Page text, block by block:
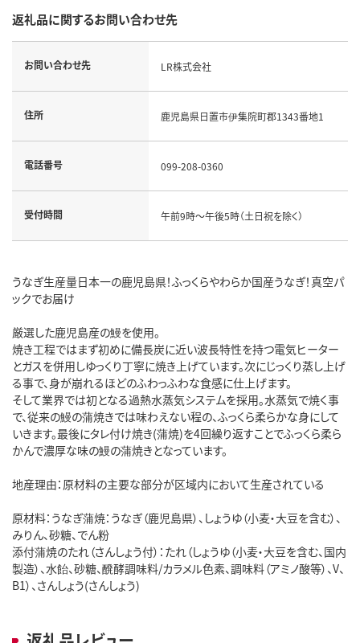
返礼品に関するお問い合わせ先
お問い合わせ先 LR株式会社
住所 鹿児島県日置市伊集院町郡1343番地1
電話番号 099-208-0360
受付時間 午前9時～午後5時（土日祝を除く）
うなぎ生産量日本一の鹿児島県！ふっくらやわらか国産うなぎ！真空パ
ックでお届け
厳選した鹿児島産の鰻を使用。
焼き工程ではまず初めに備長炭に近い波長特性を持つ電気ヒーター
とガスを併用しゆっくり丁寧に焼き上げています。次にじっくり蒸し上げ
る事で、身が崩れるほどのふわっふわな食感に仕上げます。
そして業界では初となる過熱水蒸気システムを採用。水蒸気で焼く事
で、従来の鰻の蒲焼きでは味わえない程の、ふっくら柔らかな身にして
いきます。最後にタレ付け焼き(蒲焼)を4回繰り返すことでふっくら柔ら
かんで濃厚な味の鰻の蒲焼きとなっています。
地産理由：原材料の主要な部分が区域内において生産されている
原材料：うなぎ蒲焼：うなぎ（鹿児島県）、しょうゆ（小麦・大豆を含む）、
みりん、砂糖、でん粉
添付蒲焼のたれ（さんしょう付）：たれ（しょうゆ（小麦・大豆を含む、国内
製造）、水飴、砂糖、醗酵調味料/カラメル色素、調味料（アミノ酸等）、V、
B1）、さんしょう(さんしょう)